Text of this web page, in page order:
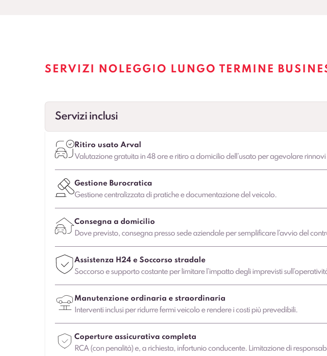
SERVIZI NOLEGGIO LUNGO TERMINE
Servizi inclusi
Ritiro usato Arval
Valutazione gratuita in 48 ore e ritiro a domicilio dell’usato per agevolare rinnovi
Gestione Burocratica
Gestione centralizzata di pratiche e documentazione del veicolo.
Consegna a domicilio
Dove previsto, consegna presso sede aziendale per semplificare l’avvio del
Assistenza H24 e Soccorso stradale
Soccorso e supporto costante per limitare l’impatto degli imprevisti
Manutenzione ordinaria e straordinaria
Interventi inclusi per ridurre fermi veicolo e rendere i costi più prevedibili.
Coperture assicurativa completa
RCA (con penalità) e, a richiesta, infortunio conducente. Limitazione di